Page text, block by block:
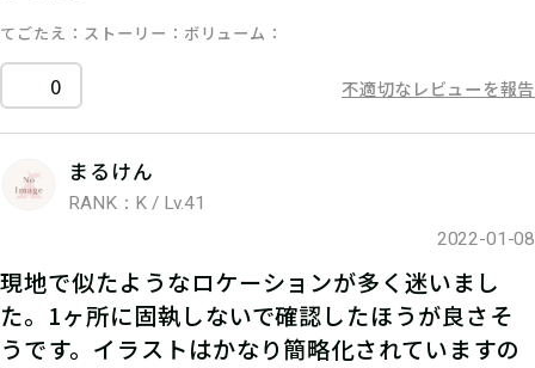
てごたえ ストーリー ボリューム
0 不適切なレビューを報告
まるけん
RANK：K / Lv.41
2022-01-08
現地で似たようなロケーションが多く迷いまし
た。1ヶ所に固執しないで確認したほうが良さそ
うです。イラストはかなり簡略化されていますの